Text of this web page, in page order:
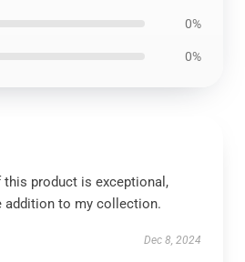
0%
0%
product is exceptional,
addition to my collection.
Dec 8, 2024